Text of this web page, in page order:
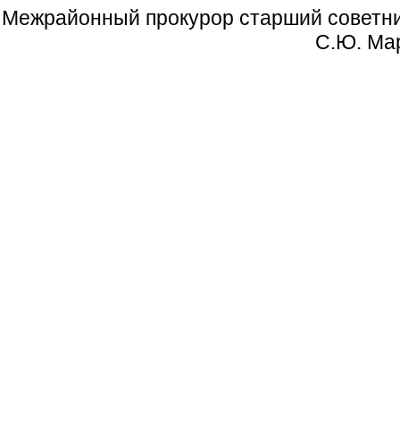
Межрайонный прокурор
С.Ю.